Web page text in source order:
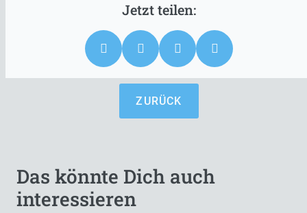
ZURÜCK
Das könnte Dich auch
interessieren